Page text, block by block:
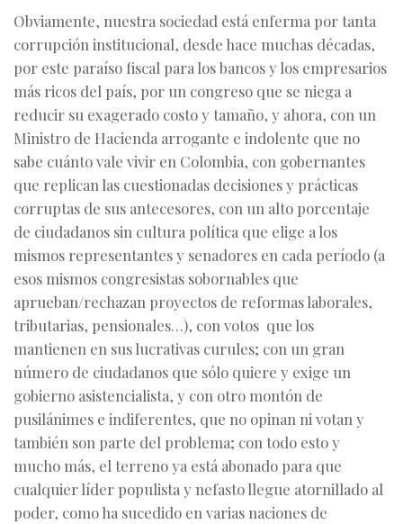
Obviamente, nuestra sociedad está enferma por tanta
corrupción institucional, desde hace muchas décadas,
por este paraíso fiscal para los bancos y los empresarios
más ricos del país, por un congreso que se niega a
reducir su exagerado costo y tamaño, y ahora, con un
Ministro de Hacienda arrogante e indolente que no
sabe cuánto vale vivir en Colombia, con gobernantes
que replican las cuestionadas decisiones y prácticas
corruptas de sus antecesores, con un alto porcentaje
de ciudadanos sin cultura política que elige a los
mismos representantes y senadores en cada período (a
esos mismos congresistas sobornables que
aprueban/rechazan proyectos de reformas laborales,
tributarias, pensionales…), con votos que los
mantienen en sus lucrativas curules; con un gran
número de ciudadanos que sólo quiere y exige un
gobierno asistencialista, y con otro montón de
pusilánimes e indiferentes, que no opinan ni votan y
también son parte del problema; con todo esto y
mucho más, el terreno ya está abonado para que
cualquier líder populista y nefasto llegue atornillado al
poder, como ha sucedido en varias naciones de